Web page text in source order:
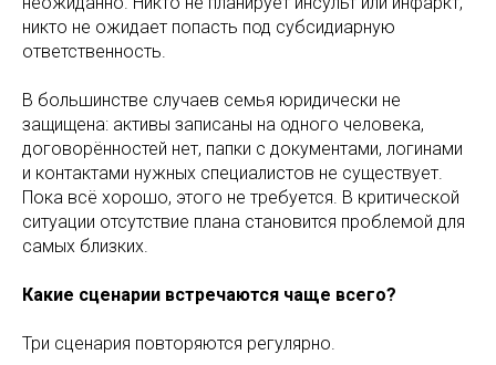
никто не ожидает попасть под субсидиарную
ответственность.
В большинстве случаев семья юридически не
защищена: активы записаны на одного человека,
договорённостей нет, папки с документами, логинами
и контактами нужных специалистов не существует.
Пока всё хорошо, этого не требуется. В критической
ситуации отсутствие плана становится проблемой для
самых близких.
Какие сценарии встречаются чаще всего?
Три сценария повторяются регулярно.